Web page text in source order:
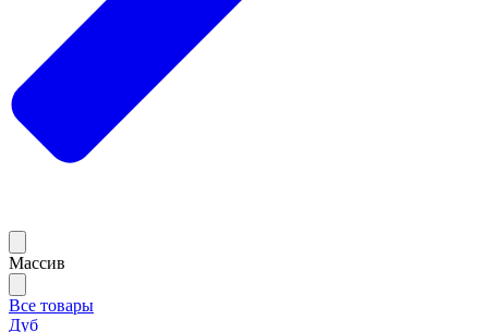
Массив
Все товары
Дуб